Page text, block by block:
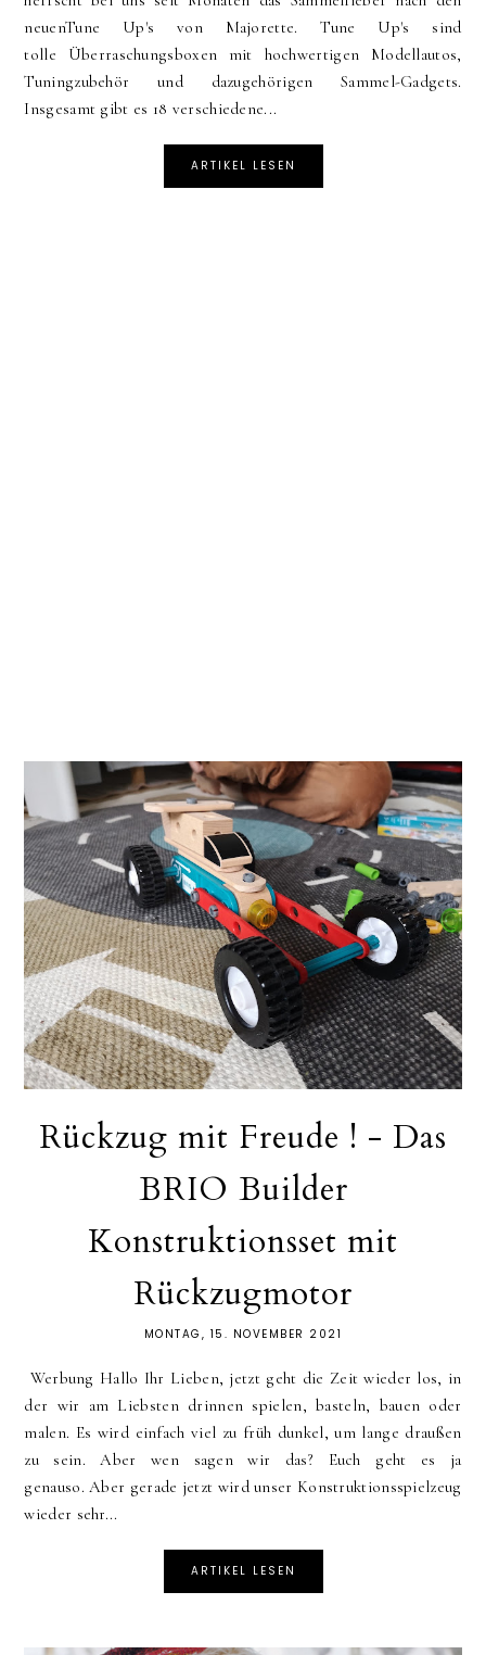
neuenTune Up's von Majorette. Tune Up's sind
tolle Überraschungsboxen mit hochwertigen Modellautos,
Tuningzubehör und dazugehörigen Sammel-Gadgets.
Insgesamt gibt es 18 verschiedene...
ARTIKEL LESEN
Rückzug mit Freude ! - Das
BRIO Builder
Konstruktionsset mit
Rückzugmotor
MONTAG, 15. NOVEMBER 2021
Werbung Hallo Ihr Lieben, jetzt geht die Zeit wieder los, in
der wir am Liebsten drinnen spielen, basteln, bauen oder
malen. Es wird einfach viel zu früh dunkel, um lange draußen
zu sein. Aber wen sagen wir das? Euch geht es ja
genauso. Aber gerade jetzt wird unser Konstruktionsspielzeug
wieder sehr...
ARTIKEL LESEN